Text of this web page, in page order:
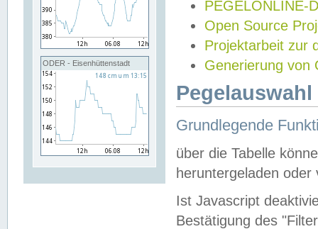
ODER - Eisenhüttenstadt
PEGELONLINE-
Open Source
Projektarbeit zur
Generierung von
Grundlegende
über die Tabelle
heruntergeladen oder
Ist Javascript
Bestätigung des